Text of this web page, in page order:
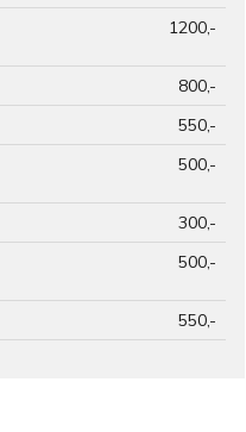
1200,-
800,-
550,-
500,-
300,-
500,-
550,-